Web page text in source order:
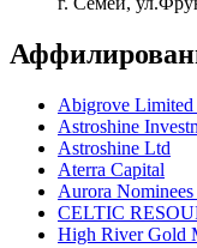
Abigrove
Astroshine
Astroshine Ltd
Aterra Capital
Aurora
CELTIC
High River Gold